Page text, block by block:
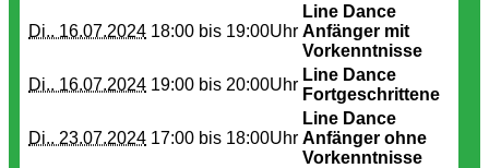
Di.. 16.07.2024 18:00 bis 19:00Uhr
Line Dance
Anfänger mit
Vorkenntnisse
Di.. 16.07.2024 19:00 bis 20:00Uhr
Line Dance
Fortgeschrittene
Di.. 23.07.2024 17:00 bis 18:00Uhr
Line Dance
Anfänger ohne
Vorkenntnisse